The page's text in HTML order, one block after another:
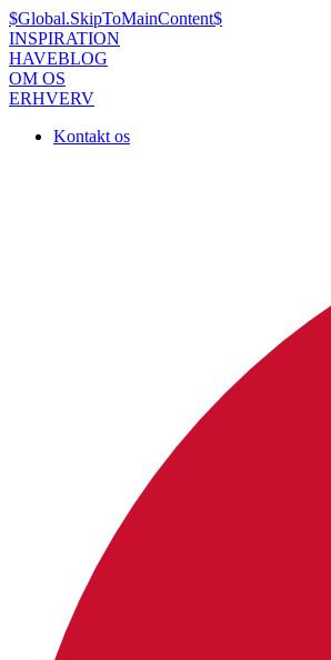
$Global.SkipToMainContent$
INSPIRATION
HAVEBLOG
OM OS
ERHVERV
Kontakt os